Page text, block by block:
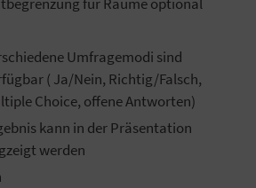
Umfragemodi sind
( Ja/Nein, Richtig/Falsch,
Choice, offene Antworten)
kann in der Präsentation
werden